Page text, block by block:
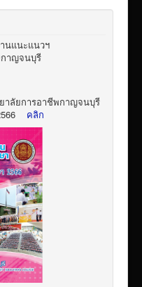
นแนะแนวฯ
าญจนบุรี
าลัยการอาชีพกาญจนบุรี
คลิก